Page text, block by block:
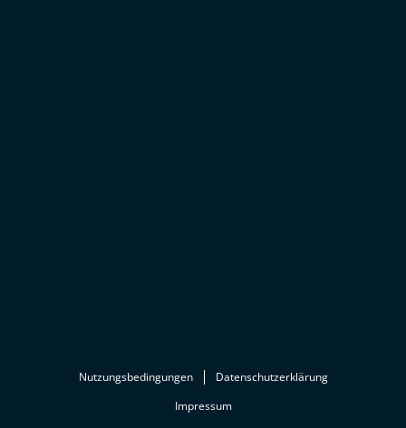
Nutzungsbedingungen
Datenschutzerklärung
Impressum